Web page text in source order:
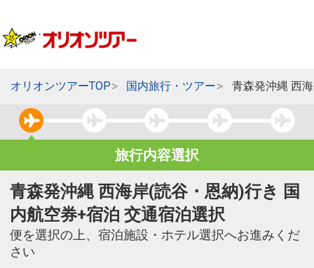
オリオンツアーTOP 国内旅行・ツアー 青森発沖縄 西
旅行内容選択
青森発沖縄 西海岸(読谷・恩納)行き 国
内航空券+宿泊 交通宿泊選択
便を選択の上、宿泊施設・ホテル選択へお進みくだ
さい